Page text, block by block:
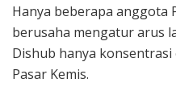
Hanya beberapa anggota
berusaha mengatur arus
Dishub hanya
Pasar Kemis.